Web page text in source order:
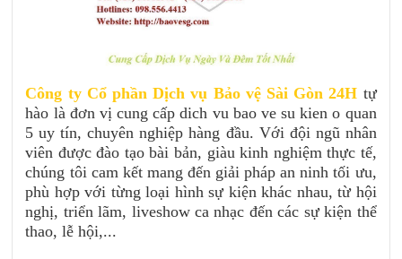
Công ty Cổ phần Dịch vụ Bảo vệ Sài Gòn 24H tự
hào là đơn vị cung cấp dich vu bao ve su kien o quan
5 uy tín, chuyên nghiệp hàng đầu. Với đội ngũ nhân
viên được đào tạo bài bản, giàu kinh nghiệm thực tế,
chúng tôi cam kết mang đến giải pháp an ninh tối ưu,
phù hợp với từng loại hình sự kiện khác nhau, từ hội
nghị, triển lãm, liveshow ca nhạc đến các sự kiện thể
thao, lễ hội,...